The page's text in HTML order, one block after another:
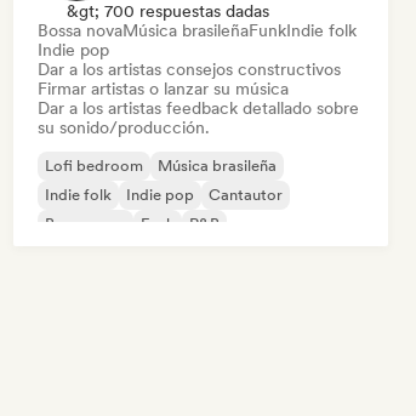
&gt; 700 respuestas dadas
Bossa novaMúsica brasileñaFunkIndie folk
Indie pop
Dar a los artistas consejos constructivos
Firmar artistas o lanzar su música
Dar a los artistas feedback detallado sobre
su sonido/producción.
Lofi bedroom
Música brasileña
Indie folk
Indie pop
Cantautor
Bossa nova
Funk R&B